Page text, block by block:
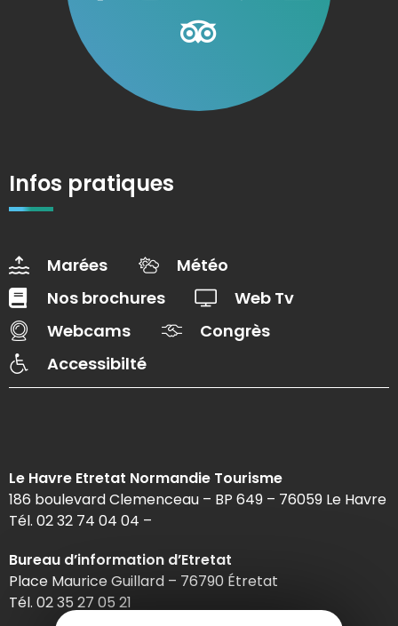
Infos pratiques
Marées
Météo
Nos brochures
Web Tv
Webcams
Congrès
Accessibilté
Le Havre Etretat Normandie Tourisme
186 boulevard Clemenceau – BP 649 – 76059 Le Havre
Tél. 02 32 74 04 04 –
Bureau d’information d’Etretat
Place Maurice Guillard – 76790 Étretat
Tél. 02 35 27 05 21